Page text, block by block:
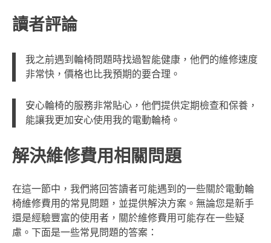
讀者評論
我之前遇到輪椅問題時找過智能健康，他們的維修速度
非常快，價格也比我預期的要合理。
安心輪椅的服務非常貼心，他們提供定期檢查和保養，
能讓我更加安心使用我的電動輪椅。
解決維修費用相關問題
在這一節中，我們將回答讀者可能遇到的一些關於電動輪
椅維修費用的常見問題，並提供解決方案。無論您是新手
還是經驗豐富的使用者，關於維修費用可能存在一些疑
慮。下面是一些常見問題的答案：